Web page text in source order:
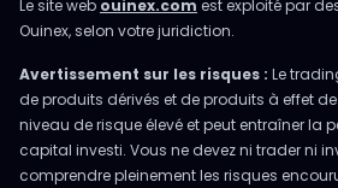
Le site web ouinex.com est exploité par
Ouinex, selon votre juridiction.
Avertissement sur les risques : Le
de produits dérivés et de produits à effet
niveau de risque élevé et peut entraîner la
capital investi. Vous ne devez ni trader ni
comprendre pleinement les risques